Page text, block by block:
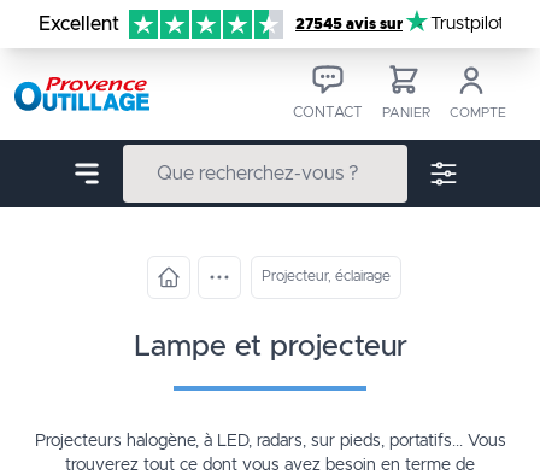
Aller au contenu
Excellent 27545 avis sur Trustpilot
CONTACT PANIER COMPTE
Projecteur, éclairage
lampe et projecteur
Projecteurs halogène, à LED, radars, sur pieds, portatifs... Vous
trouverez tout ce dont vous avez besoin en terme de